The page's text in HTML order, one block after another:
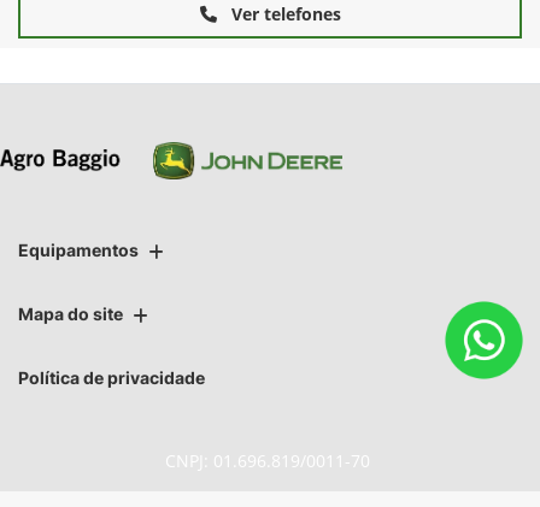
Ver telefones
Equipamentos
Mapa do site
Política de privacidade
CNPJ: 01.696.819/0011-70